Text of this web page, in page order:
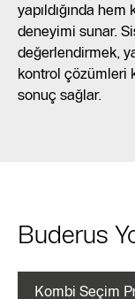
yapıldığında
deneyimi sunar.
değerlendirmek,
kontrol çözümleri
sonuç sağlar.
Buderus
Kombi Seçim